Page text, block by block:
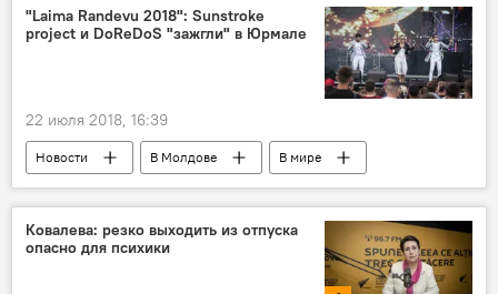
Ольга Гагауз
семья
браки
разводы
"Laima Randevu 2018": Sunstroke
project и DoReDoS "зажгли" в Юрмале
22 июля 2018, 16:39
Новости В Молдове
В мире
Юрмала
фестиваль "Laima Randevu"
Культура
Sunstroke Project
Группа DoReDoS
Ковалева: резко выходить из отпуска
опасно для психики